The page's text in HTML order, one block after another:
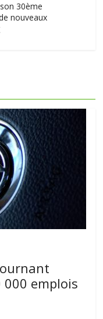
30ème
nouveaux
000 emplois